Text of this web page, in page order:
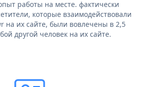
работы на месте. фактически
которые взаимодействовали
на их сайте, были вовлечены в 2,5
другой человек на их сайте.